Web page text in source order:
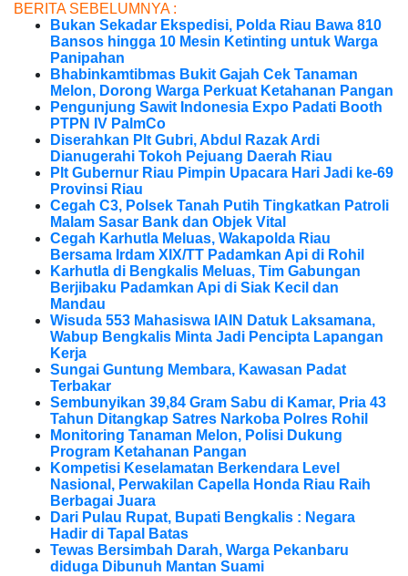
BERITA SEBELUMNYA :
Bukan Sekadar Ekspedisi, Polda Riau Bawa 810
Bansos hingga 10 Mesin Ketinting untuk Warga
Panipahan
Bhabinkamtibmas Bukit Gajah Cek Tanaman
Melon, Dorong Warga Perkuat Ketahanan Pangan
Pengunjung Sawit Indonesia Expo Padati Booth
PTPN IV PalmCo
Diserahkan Plt Gubri, Abdul Razak Ardi
Dianugerahi Tokoh Pejuang Daerah Riau
Plt Gubernur Riau Pimpin Upacara Hari Jadi ke-69
Provinsi Riau
Cegah C3, Polsek Tanah Putih Tingkatkan Patroli
Malam Sasar Bank dan Objek Vital
Cegah Karhutla Meluas, Wakapolda Riau
Bersama Irdam XIX/TT Padamkan Api di Rohil
Karhutla di Bengkalis Meluas, Tim Gabungan
Berjibaku Padamkan Api di Siak Kecil dan
Mandau
Wisuda 553 Mahasiswa IAIN Datuk Laksamana,
Wabup Bengkalis Minta Jadi Pencipta Lapangan
Kerja
Sungai Guntung Membara, Kawasan Padat
Terbakar
Sembunyikan 39,84 Gram Sabu di Kamar, Pria 43
Tahun Ditangkap Satres Narkoba Polres Rohil
Monitoring Tanaman Melon, Polisi Dukung
Program Ketahanan Pangan
Kompetisi Keselamatan Berkendara Level
Nasional, Perwakilan Capella Honda Riau Raih
Berbagai Juara
Dari Pulau Rupat, Bupati Bengkalis : Negara
Hadir di Tapal Batas
Tewas Bersimbah Darah, Warga Pekanbaru
diduga Dibunuh Mantan Suami